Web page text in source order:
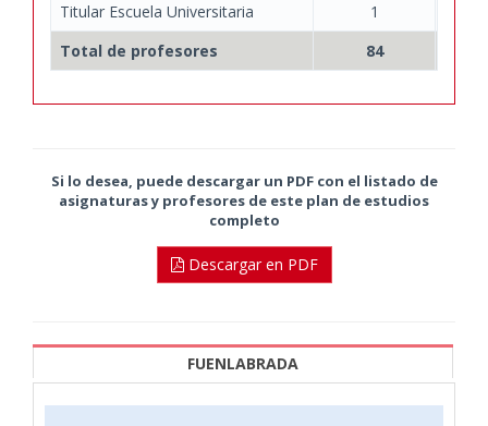
Titular Escuela Universitaria
1
Total de profesores
84
Si lo desea, puede descargar un PDF con el listado de
asignaturas y profesores de este plan de estudios
completo
Descargar en PDF
FUENLABRADA